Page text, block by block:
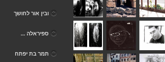
ובין אור לחושך
ספיראלה ...
תמר בת יפתח